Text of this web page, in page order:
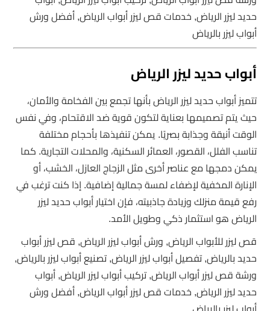
حديد ليزر الرياض, خدمات قص ليزر أبواب الرياض, أفضل ورش
أبواب ليزر بالرياض
أبواب حديد ليزر الرياض
تتميز أبواب حديد ليزر الرياض بأنها تجمع بين الفخامة والأمان،
حيث يتم تصميمها بعناية لتكون قوية ضد الاقتحام، وفي نفس
الوقت أنيقة وجذابة بصريًا. يمكن تنفيذها بأحجام مختلفة
تناسب الفلل، القصور، العمائر السكنية، والمحلات التجارية. كما
يمكن دمجها مع عناصر أخرى مثل الزجاج العازل، الخشب، أو
الإنارة المخفية لإضفاء لمسة جمالية إضافية. إذا كنت ترغب في
رفع قيمة منزلك وزيادة جاذبيته، فإن اختيار أبواب حديد ليزر
الرياض هو استثمار ذكي وطويل الأمد.
قص ليزر للأبواب الرياض, ورش أبواب ليزر الرياض, قص ليزر أبواب
حديد بالرياض, تفصيل أبواب ليزر الرياض, تصنيع أبواب ليزر بالرياض,
ورشة قص ليزر أبواب الرياض, تركيب أبواب ليزر الرياض, أبواب
حديد ليزر الرياض, خدمات قص ليزر أبواب الرياض, أفضل ورش